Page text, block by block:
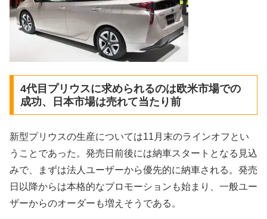
4代目プリウスに求められるのは欧米市場での
成功、日本市場は売れて当たり前
新型プリウスの生産については11月末のラインオフとい
うことであった。発売日前後には納車スタートとなる見込
みで、まずは法人ユーザーから優先的に納車される。発売
日以降からは本格的なプロモーションも始まり、一般ユー
ザーからのオーダーも増えそうである。